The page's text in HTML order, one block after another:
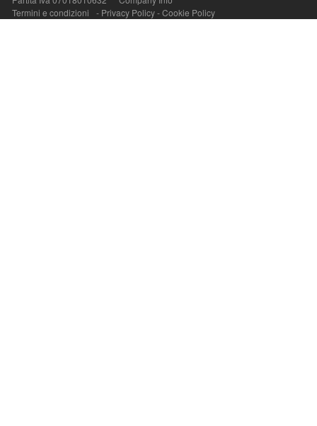
Termini e condizioni
- Privacy Policy-Cookie Policy
P.Iva, C.F. e n.Reg.Imprese Napoli: 07018010632 - Rea n.557643